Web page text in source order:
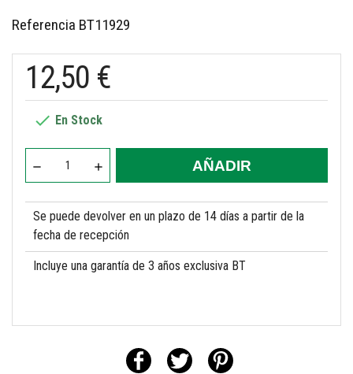
Referencia BT11929
12,50 €
 En Stock
AÑADIR
Se puede devolver en un plazo de 14 días a partir de la
fecha de recepción
Incluye una garantía de 3 años exclusiva BT